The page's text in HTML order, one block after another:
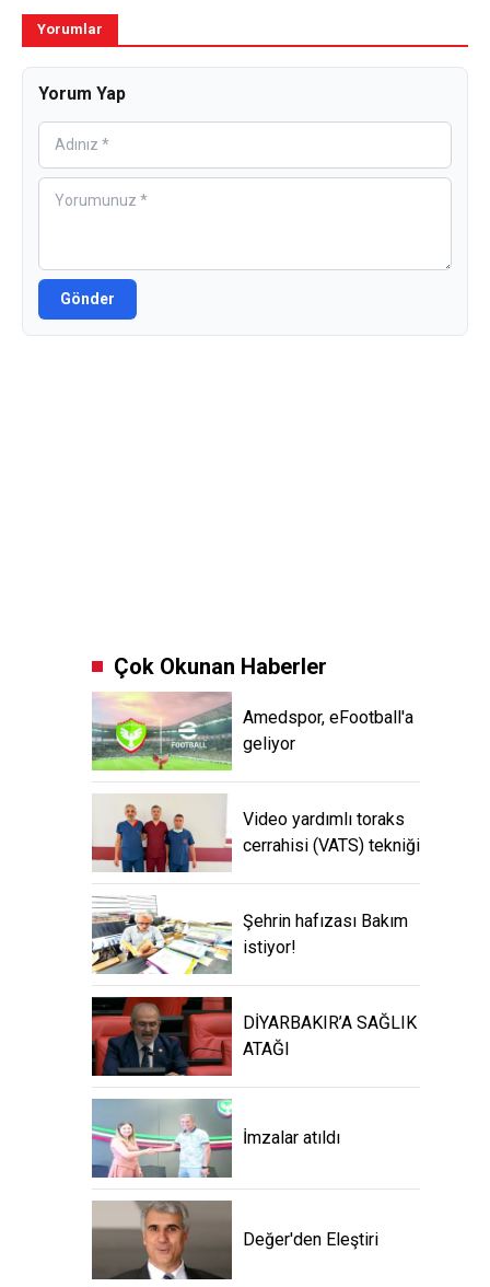
Yorumlar
Yorum Yap
Gönder
Çok Okunan Haberler
Amedspor, eFootball'a
geliyor
Video yardımlı toraks
cerrahisi (VATS) tekniği
Şehrin hafızası Bakım
istiyor!
DİYARBAKIR’A SAĞLIK
ATAĞI
İmzalar atıldı
Değer'den Eleştiri